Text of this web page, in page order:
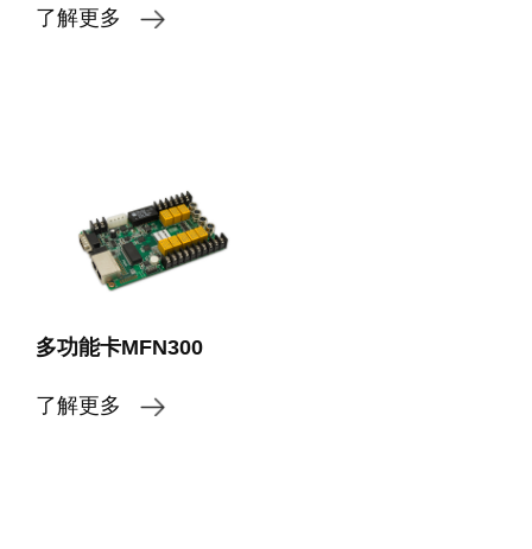
了解更多
多功能卡MFN300
了解更多